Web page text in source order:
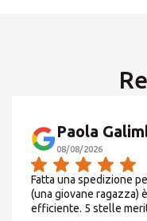
Paola
08/08/2026
Fatta una spedizione
(una giovane ragazza)
efficiente. 5 stelle
Cerchi
CERCA TRA
Da
09:00-